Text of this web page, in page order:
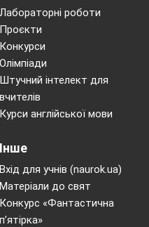
Лабораторні роботи
Проєкти
Конкурси
Олімпіади
Штучний інтелект для
вчителів
Курси англійської мови
Інше
Вхід для учнів (naurok.ua)
Матеріали до свят
Конкурс «Фантастична
п’ятірка»